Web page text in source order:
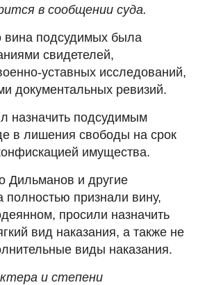
в сообщении суда.
вина подсудимых была
свидетелей,
уставных исследований,
документальных ревизий.
назначить подсудимым
в лишения свободы на срок
имущества.
Дильманов и другие
полностью признали вину,
просили назначить
вид наказания, а также не
виды наказания.
и степени